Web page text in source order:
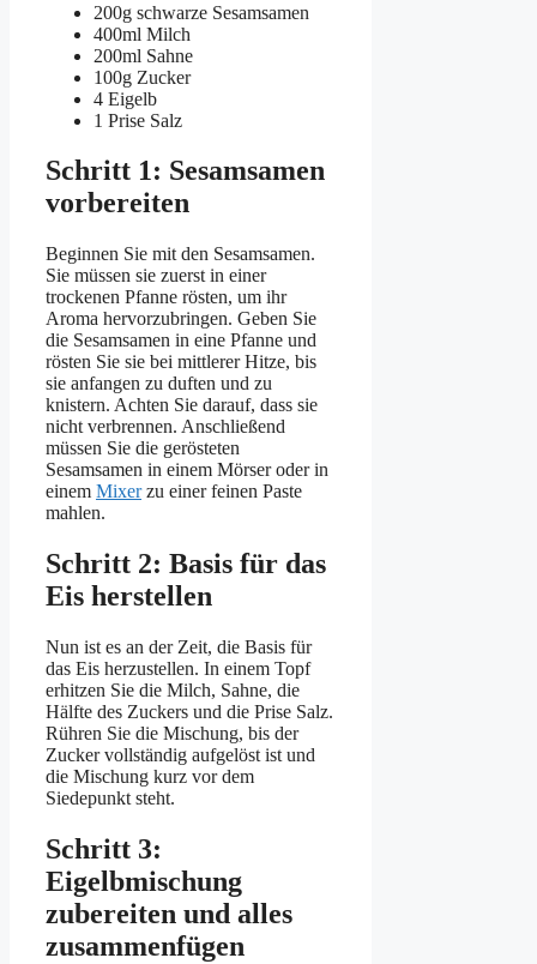
200g schwarze Sesamsamen
400ml Milch
200ml Sahne
100g Zucker
4 Eigelb
1 Prise Salz
Schritt 1: Sesamsamen
vorbereiten
Beginnen Sie mit den Sesamsamen.
Sie müssen sie zuerst in einer
trockenen Pfanne rösten, um ihr
Aroma hervorzubringen. Geben Sie
die Sesamsamen in eine Pfanne und
rösten Sie sie bei mittlerer Hitze, bis
sie anfangen zu duften und zu
knistern. Achten Sie darauf, dass sie
nicht verbrennen. Anschließend
müssen Sie die gerösteten
Sesamsamen in einem Mörser oder in
einem Mixerzu einer feinen Paste
mahlen.
Schritt 2: Basis für das
Eis herstellen
Nun ist es an der Zeit, die Basis für
das Eis herzustellen. In einem Topf
erhitzen Sie die Milch, Sahne, die
Hälfte des Zuckers und die Prise Salz.
Rühren Sie die Mischung, bis der
Zucker vollständig aufgelöst ist und
die Mischung kurz vor dem
Siedepunkt steht.
Schritt 3:
Eigelbmischung
zubereiten und alles
zusammenfügen